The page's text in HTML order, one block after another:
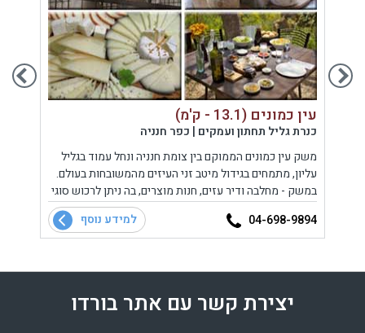
עין כמונים (13.1 - ק'מ)
כנרת גליל תחתון ועמקים | כפר חנניה
משק עין כמונים הממוקם בין צומת חנניה ונחל עמוד בגליל
עליון, מתמחים בגידול מיטב זני העיזים מהמשובחות בעולם.
במשק - מחלבה ודיר עזים, חנות מוצרים, בה ניתן לרכוש סוגי
גבינה, שמן זית וגלידות טבעיות ומסעדה כפרית המציע
תפריט קבוע על בסיס "אכול כפי יכולתך&am
04-698-9894 למידע נוסף
יצירת קשר עם אתר בורדו